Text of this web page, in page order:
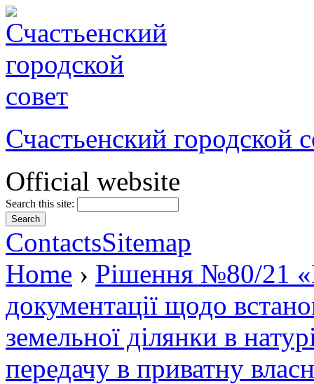
Счастьенский городской
Official website
Search this site:
ContactsSitemap
Home › Рішення №80/21
документації щодо
земельної ділянки в
передачу в приватну